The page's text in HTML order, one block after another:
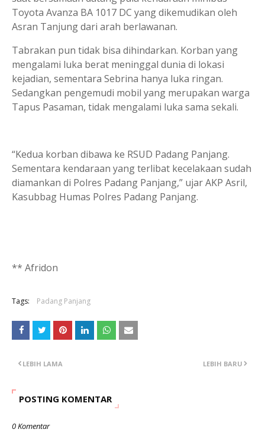
Toyota Avanza BA 1017 DC yang dikemudikan oleh
Asran Tanjung dari arah berlawanan.
Tabrakan pun tidak bisa dihindarkan. Korban yang
mengalami luka berat meninggal dunia di lokasi
kejadian, sementara Sebrina hanya luka ringan.
Sedangkan pengemudi mobil yang merupakan warga
Tapus Pasaman, tidak mengalami luka sama sekali.
“Kedua korban dibawa ke RSUD Padang Panjang.
Sementara kendaraan yang terlibat kecelakaan sudah
diamankan di Polres Padang Panjang,” ujar AKP Asril,
Kasubbag Humas Polres Padang Panjang.
** Afridon
Tags: Padang Panjang
LEBIH BARU
LEBIH LAMA
POSTING KOMENTAR
0 Komentar